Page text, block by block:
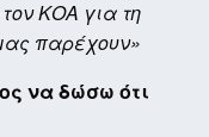
ΚΟΑ για τη
παρέχουν»
να δώσω ότι